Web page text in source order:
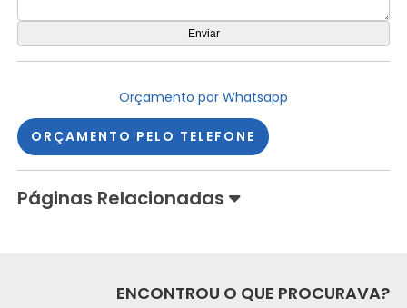
Orçamento por Whatsapp
ORÇAMENTO PELO TELEFONE
Páginas Relacionadas
ENCONTROU O QUE PROCURAVA?